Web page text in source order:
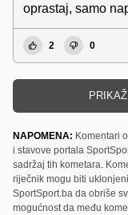
oprastaj, samo
2 0
NAPOMENA: Komentari
i stavove portala
sadržaj tih kometara.
riječnik mogu biti
SportSport.ba da obriše
mogućnost da među